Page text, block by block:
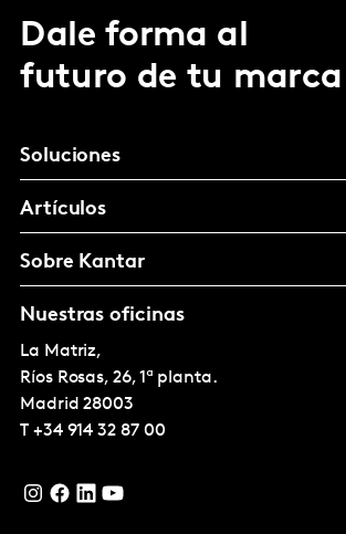
Dale forma al
futuro de tu marca
Soluciones
Artículos
Sobre Kantar
Nuestras oficinas
La Matriz,
Ríos Rosas, 26, 1ª planta.
Madrid 28003
T +34 914 32 87 00